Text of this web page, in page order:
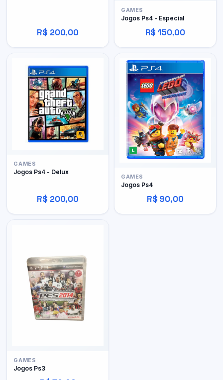
R$ 200,00
GAMES
Jogos Ps4 - Especial
R$ 150,00
GAMES
Jogos Ps4 - Delux
R$ 200,00
GAMES
Jogos Ps4
R$ 90,00
GAMES
Jogos Ps3